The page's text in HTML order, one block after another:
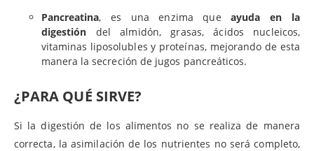
Pancreatina, es una enzima queayuda en la
digestión del almidón, grasas, ácidos nucleicos,
vitaminas liposolubles y proteínas, mejorando de esta
manera la secreción de jugos pancreáticos.
¿PARA QUÉ SIRVE?
Si la digestión de los alimentos no se realiza de manera
correcta, la asimilación de los nutrientes no será completo,